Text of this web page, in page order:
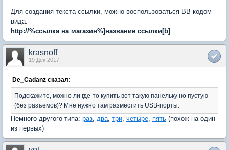
Для создания текста-ссылки, можно воспользоваться BB-кодом
вида:
http://%ссылка на магазин%] название ссылки[b]
krasnoff
19 Дек 2017
De_Cadanz сказал:
Подскажите, можно ли где-то купить вот такую панельку но пустую
(без разъемов)? Мне нужно там разместить USB-порты.
Немного другого типа: раз, два, три, четыре, пять (похож на один
из первых)